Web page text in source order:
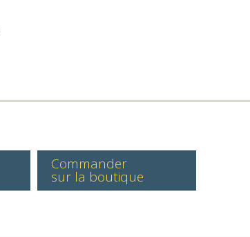
Commander
sur la boutique